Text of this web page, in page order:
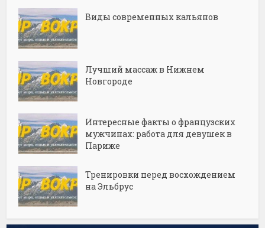
Виды современных кальянов
Лучший массаж в Нижнем
Новгороде
Интересные факты о французских
мужчинах: работа для девушек в
Париже
Тренировки перед восхождением
на Эльбрус